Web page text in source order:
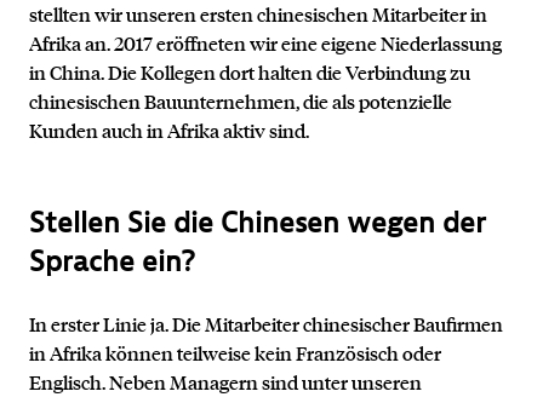
stellten wir unseren ersten chinesischen Mitarbeiter in
Afrika an. 2017 eröffneten wir eine eigene Niederlassung
in China. Die Kollegen dort halten die Verbindung zu
chinesischen Bauunternehmen, die als potenzielle
Kunden auch in Afrika aktiv sind.
Stellen Sie die Chinesen wegen der
Sprache ein?
In erster Linie ja. Die Mitarbeiter chinesischer Baufirmen
in Afrika können teilweise kein Französisch oder
Englisch. Neben Managern sind unter unseren